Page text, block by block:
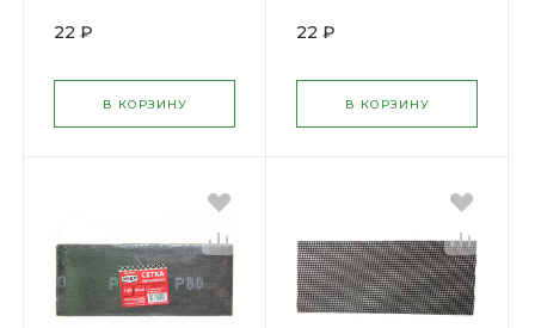
22 ₽
В КОРЗИНУ
22 ₽
В КОРЗИНУ